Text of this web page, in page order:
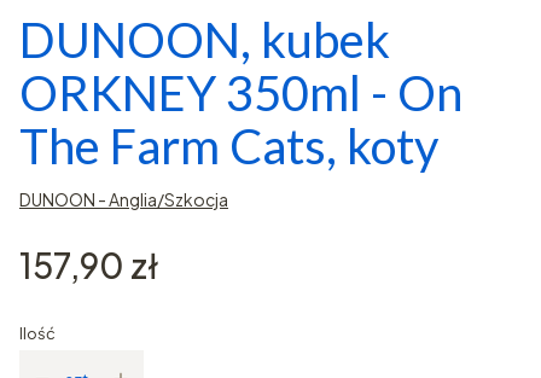
DUNOON, kubek
ORKNEY 350ml - On
The Farm Cats, koty
DUNOON - Anglia/Szkocja
Cena
157,90 zł
Ilość